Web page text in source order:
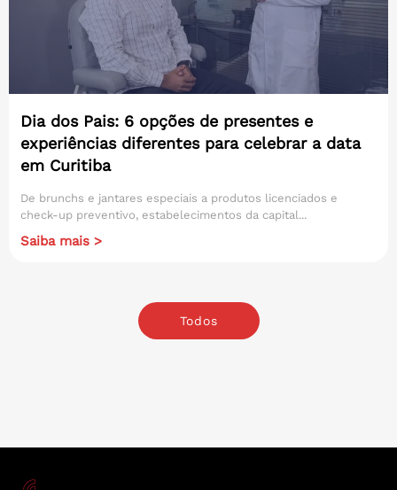
Dia dos Pais: 6 opções de presentes e
experiências diferentes para celebrar a data
em Curitiba
De brunchs e jantares especiais a produtos licenciados e
check-up preventivo, estabelecimentos da capital...
Saiba mais >
Todos